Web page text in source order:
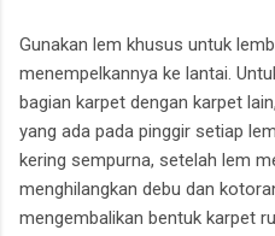
Gunakan lem khusus untuk
menempelkannya ke lantai.
bagian karpet dengan karpet
yang ada pada pinggir setiap
kering sempurna, setelah lem
menghilangkan debu dan
mengembalikan bentuk karpet